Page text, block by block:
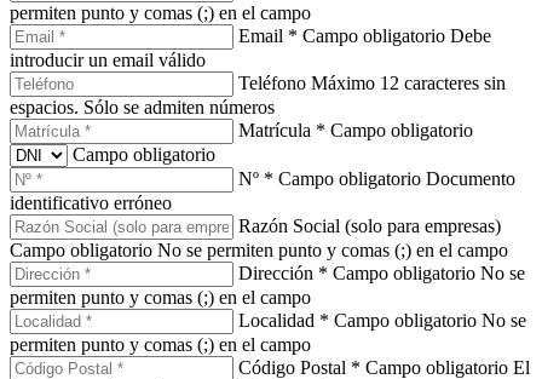
permiten punto y comas (;) en el campo
Email * Campo obligatorio Debe
introducir un email válido
Teléfono Máximo 12 caracteres sin
espacios. Sólo se admiten números
Matrícula * Campo obligatorio
Campo obligatorio
Nº * Campo obligatorio Documento
identificativo erróneo
Razón Social (solo para empresas)
Campo obligatorio No se permiten punto y comas (;) en el campo
Dirección * Campo obligatorio No se
permiten punto y comas (;) en el campo
Localidad * Campo obligatorio No se
permiten punto y comas (;) en el campo
Código Postal * Campo obligatorio El